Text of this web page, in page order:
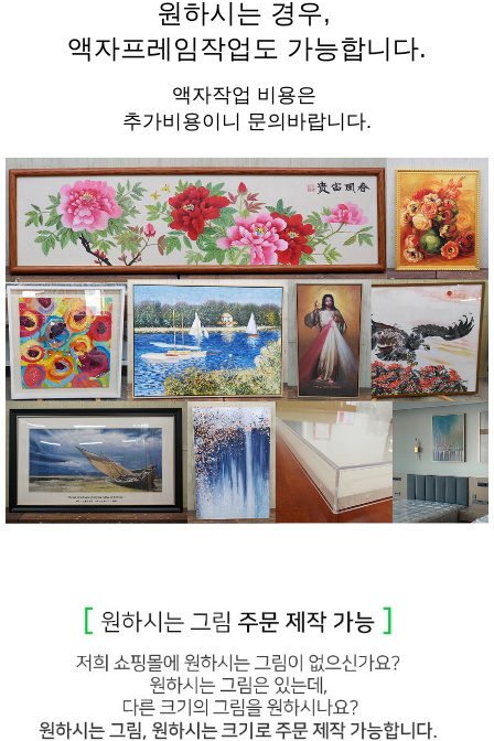
원하시는 경우,
액자프레임작업도 가능합니다.
액자작업 비용은
추가비용이니 문의바랍니다.